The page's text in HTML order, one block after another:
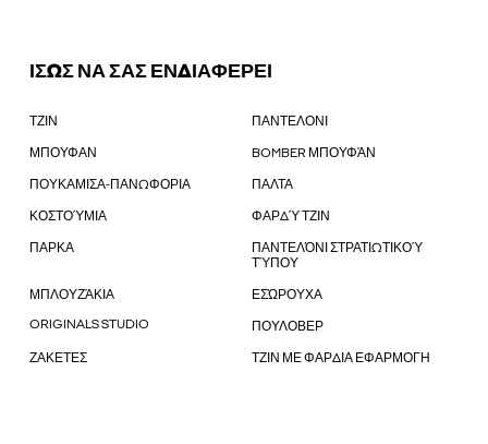
ΙΣΩΣ ΝΑ ΣΑΣ ΕΝΔΙΑΦΕΡΕΙ
ΤΖΙΝ ΠΑΝΤΕΛΟΝΙ
ΜΠΟΥΦΑΝ BOMBER ΜΠΟΥΦΆΝ
ΠΟΥΚΑΜΙΣΑ-ΠΑΝΩΦΟΡΙΑ ΠΑΛΤΑ
ΚΟΣΤΟΎΜΙΑ ΦΑΡΔΎ ΤΖΙΝ
ΠΑΡΚΑ
ΠΑΝΤΕΛΌΝΙ ΣΤΡΑΤΙΩΤΙΚΟΎ
ΤΎΠΟΥ
ΜΠΛΟΥΖΆΚΙΑ ΕΣΏΡΟΥΧΑ
ORIGINALS STUDIO ΠΟΥΛΟΒΕΡ
ΖΑΚΕΤΕΣ ΤΖΙΝ ΜΕ ΦΑΡΔΙΑ ΕΦΑΡΜΟΓΗ